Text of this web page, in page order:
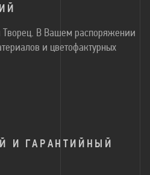
В Вашем распоряжении
и цветофактурных
И ГАРАНТИЙНЫЙ